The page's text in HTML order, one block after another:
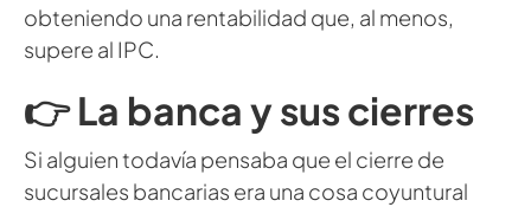
obteniendo una rentabilidad que, al menos,
supere al IPC.
👉 La banca y sus cierres
Si alguien todavía pensaba que el cierre de
sucursales bancarias era una cosa coyuntural